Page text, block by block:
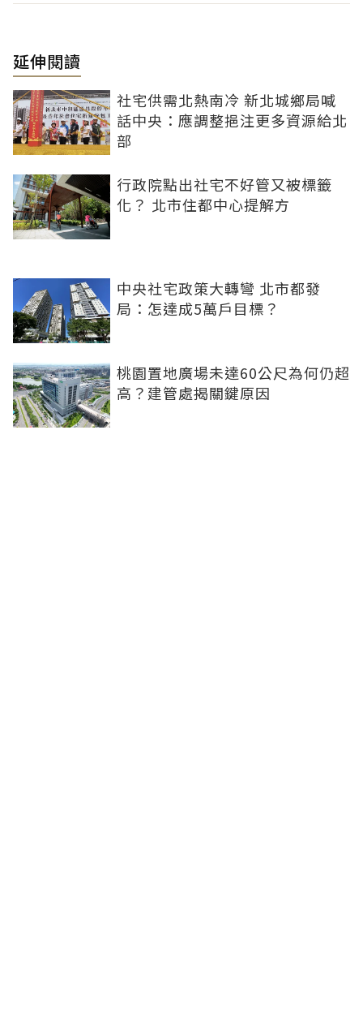
延伸閱讀
社宅供需北熱南冷 新北城鄉局喊
話中央：應調整挹注更多資源給北
部
行政院點出社宅不好管又被標籤
化？ 北市住都中心提解方
中央社宅政策大轉彎 北市都發
局：怎達成5萬戶目標？
桃園置地廣場未達60公尺為何仍超
高？建管處揭關鍵原因